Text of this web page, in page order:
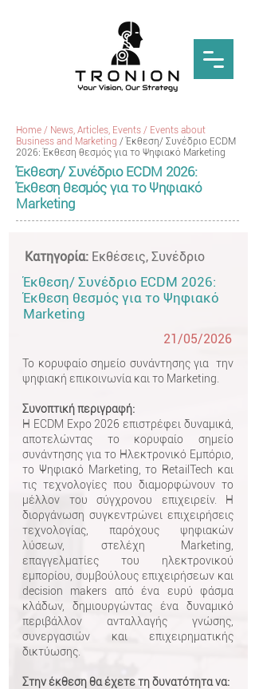
Home / News, Articles, Events / Events about
Business and Marketing / ​Έκθεση/ Συνέδριο ECDM
2026: Έκθεση θεσμός για το Ψηφιακό Marketing
Έκθεση/ Συνέδριο ECDM 2026:
Έκθεση θεσμός για το Ψηφιακό
Marketing
Κατηγορία: Εκθέσεις, Συνέδριο
​Έκθεση/ Συνέδριο ECDM 2026:
Έκθεση θεσμός για το Ψηφιακό
Marketing
21/05/2026
Το κορυφαίο σημείο συνάντησης για την
ψηφιακή επικοινωνία και το Marketing.
Συνοπτική περιγραφή:
Η ECDM Expo 2026 επιστρέφει δυναμικά,
αποτελώντας το κορυφαίο σημείο
συνάντησης για το Ηλεκτρονικό Εμπόριο,
το Ψηφιακό Marketing, το RetailTech και
τις τεχνολογίες που διαμορφώνουν το
μέλλον του σύγχρονου επιχειρείν. Η
διοργάνωση συγκεντρώνει επιχειρήσεις
τεχνολογίας, παρόχους ψηφιακών
λύσεων, στελέχη Marketing,
επαγγελματίες του ηλεκτρονικού
εμπορίου, συμβούλους επιχειρήσεων και
decision makers από ένα ευρύ φάσμα
κλάδων, δημιουργώντας ένα δυναμικό
περιβάλλον ανταλλαγής γνώσης,
συνεργασιών και επιχειρηματικής
δικτύωσης.
Στην έκθεση θα έχετε τη δυνατότητα να: